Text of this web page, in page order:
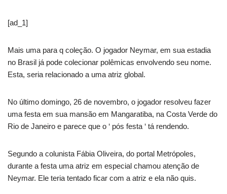
[ad_1]
Mais uma para q coleção. O jogador Neymar, em sua estadia
no Brasil já pode colecionar polêmicas envolvendo seu nome.
Esta, seria relacionado a uma atriz global.
No último domingo, 26 de novembro, o jogador resolveu fazer
uma festa em sua mansão em Mangaratiba, na Costa Verde do
Rio de Janeiro e parece que o ‘ pós festa ‘ tá rendendo.
Segundo a colunista Fábia Oliveira, do portal Metrópoles,
durante a festa uma atriz em especial chamou atenção de
Neymar. Ele teria tentado ficar com a atriz e ela não quis.